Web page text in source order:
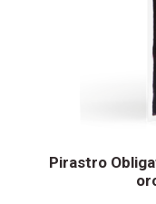
Pirastro